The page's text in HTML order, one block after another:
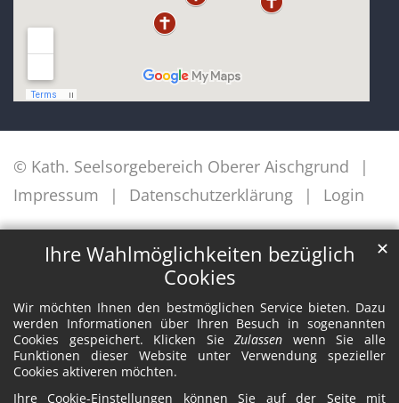
Ihre Wahlmöglichkeiten bezüglich
Cookies
Wir möchten Ihnen den bestmöglichen Service bieten. Dazu
werden Informationen über Ihren Besuch in sogenannten
Cookies gespeichert. Klicken SieZulassen wenn Sie alle
Funktionen dieser Website unter Verwendung spezieller
Cookies aktiveren möchten.
Ihre Cookie-Einstellungen können Sie auf der Seite mit
✕
© Kath. Seelsorgebereich Oberer Aischgrund
Impressum
Datenschutzerklärung Login